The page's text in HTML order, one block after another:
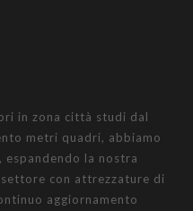
in zona città studi dal
metri quadri, abbiamo
espandendo la nostra
con attrezzature di
aggiornamento